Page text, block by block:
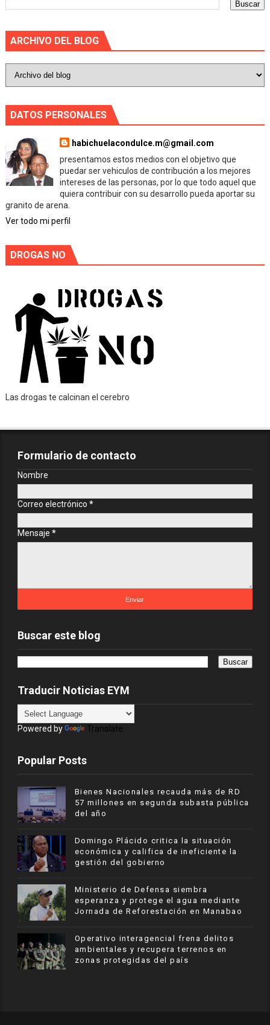
ARCHIVO DEL BLOG
DATOS PERSONALES
habichuelacondulce.m@gmail.com
presentamos estos medios con el objetivo que
puedar ser vehiculos de contribución a los mejores
intereses de las personas, por lo que todo aquel que
quiera contribuir con su desarrollo pueda aportar su
granito de arena.
Ver todo mi perfil
DROGAS NO
Las drogas te calcinan el cerebro
Formulario de contacto
Nombre
Correo electrónico *
Mensaje *
Buscar este blog
Traducir Noticias EYM
Powered by Translate
Popular Posts
Bienes Nacionales recauda más de RD
57 millones en segunda subasta pública
del año
​Domingo Plácido critica la situación
económica y califica de ineficiente la
gestión del gobierno
Ministerio de Defensa siembra
esperanza y protege el agua mediante
Jornada de Reforestación en Manabao
Operativo interagencial frena delitos
ambientales y recupera terrenos en
zonas protegidas del país